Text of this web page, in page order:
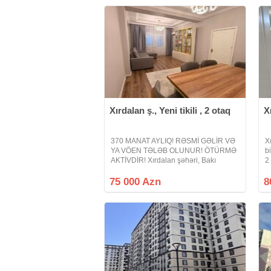
Xırdalan ş., Yeni tikili , 2 otaq
370 MANAT AYLIQ! RƏSMİ GƏLİR VƏ
YA VÖEN TƏLƏB OLUNUR! ÖTÜRMƏ
AKTİVDİR! Xırdalan şəhəri, Bakı
Dream land yaşayış kompleksində 2
75 000 Azn
2